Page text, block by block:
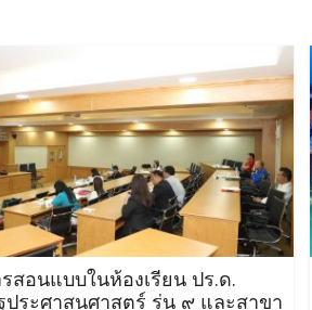
สอนแบบในห้องเรียน ปร.ด.
ประศาสนศาสตร์ รุ่น ๙ และสาขา